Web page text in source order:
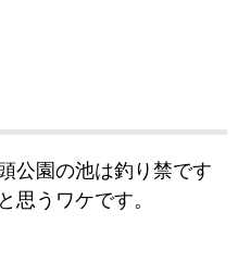
公園の池は釣り禁です
思うワケです。